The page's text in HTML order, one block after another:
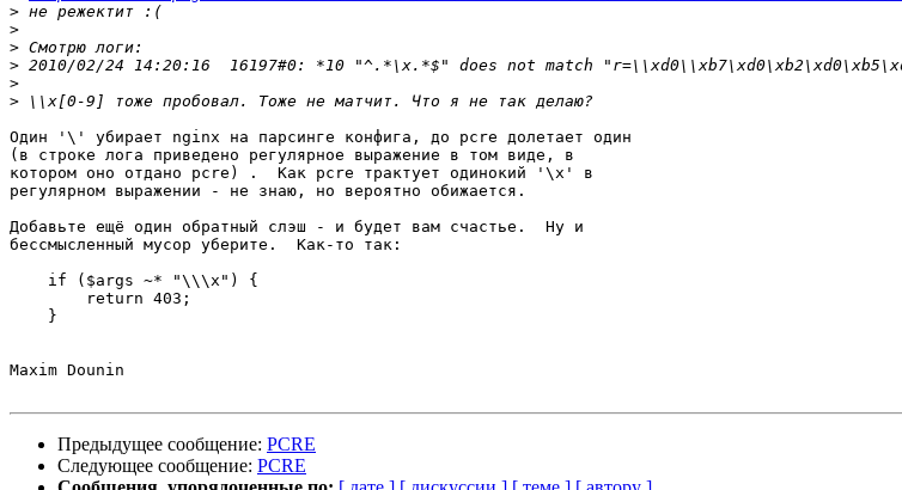
>
>
>
>
>
>
Один '\' убирает nginx на парсинге конфига, до pcre долетает один
(в строке лога приведено регулярное выражение в том виде, в
котором оно отдано pcre) .  Как pcre трактует одинокий '\x' в
регулярном выражении - не знаю, но вероятно обижается.
Добавьте ещё один обратный слэш - и будет вам счастье.  Ну и
бессмысленный мусор уберите.  Как-то так:
    if ($args ~* "\\\x") {
        return 403;
    }
Maxim Dounin
Предыдущее сообщение: PCRE
Следующее сообщение: PCRE